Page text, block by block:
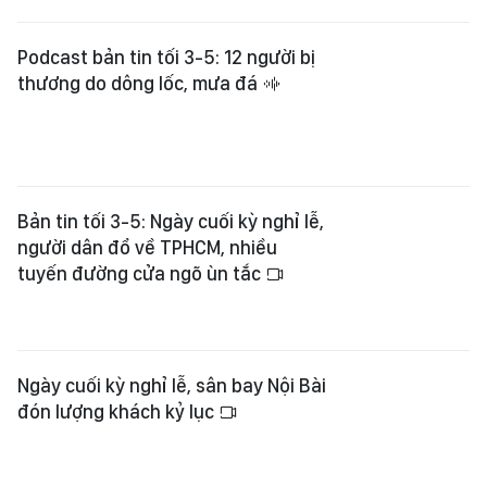
Podcast bản tin tối 3-5: 12 người bị
thương do dông lốc, mưa đá
Bản tin tối 3-5: Ngày cuối kỳ nghỉ lễ,
người dân đổ về TPHCM, nhiều
tuyến đường cửa ngõ ùn tắc
Ngày cuối kỳ nghỉ lễ, sân bay Nội Bài
đón lượng khách kỷ lục